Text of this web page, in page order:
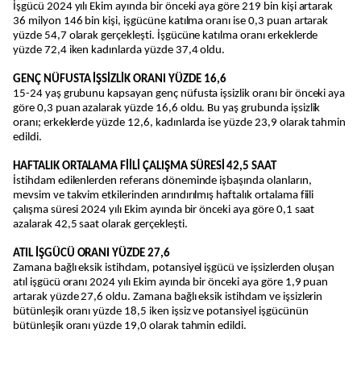
İşgücü 2024 yılı Ekim ayında bir önceki aya göre 219 bin kişi artarak
36 milyon 146 bin kişi, işgücüne katılma oranı ise 0,3 puan artarak
yüzde 54,7 olarak gerçekleşti. İşgücüne katılma oranı erkeklerde
yüzde 72,4 iken kadınlarda yüzde 37,4 oldu.
GENÇ NÜFUSTA İŞSİZLİK ORANI YÜZDE 16,6
15-24 yaş grubunu kapsayan genç nüfusta işsizlik oranı bir önceki aya
göre 0,3 puan azalarak yüzde 16,6 oldu. Bu yaş grubunda işsizlik
oranı; erkeklerde yüzde 12,6, kadınlarda ise yüzde 23,9 olarak tahmin
edildi.
HAFTALIK ORTALAMA FİİLİ ÇALIŞMA SÜRESİ 42,5 SAAT
İstihdam edilenlerden referans döneminde işbaşında olanların,
mevsim ve takvim etkilerinden arındırılmış haftalık ortalama fiili
çalışma süresi 2024 yılı Ekim ayında bir önceki aya göre 0,1 saat
azalarak 42,5 saat olarak gerçekleşti.
ATIL İŞGÜCÜ ORANI YÜZDE 27,6
Zamana bağlı eksik istihdam, potansiyel işgücü ve işsizlerden oluşan
atıl işgücü oranı 2024 yılı Ekim ayında bir önceki aya göre 1,9 puan
artarak yüzde 27,6 oldu. Zamana bağlı eksik istihdam ve işsizlerin
bütünleşik oranı yüzde 18,5 iken işsiz ve potansiyel işgücünün
bütünleşik oranı yüzde 19,0 olarak tahmin edildi.